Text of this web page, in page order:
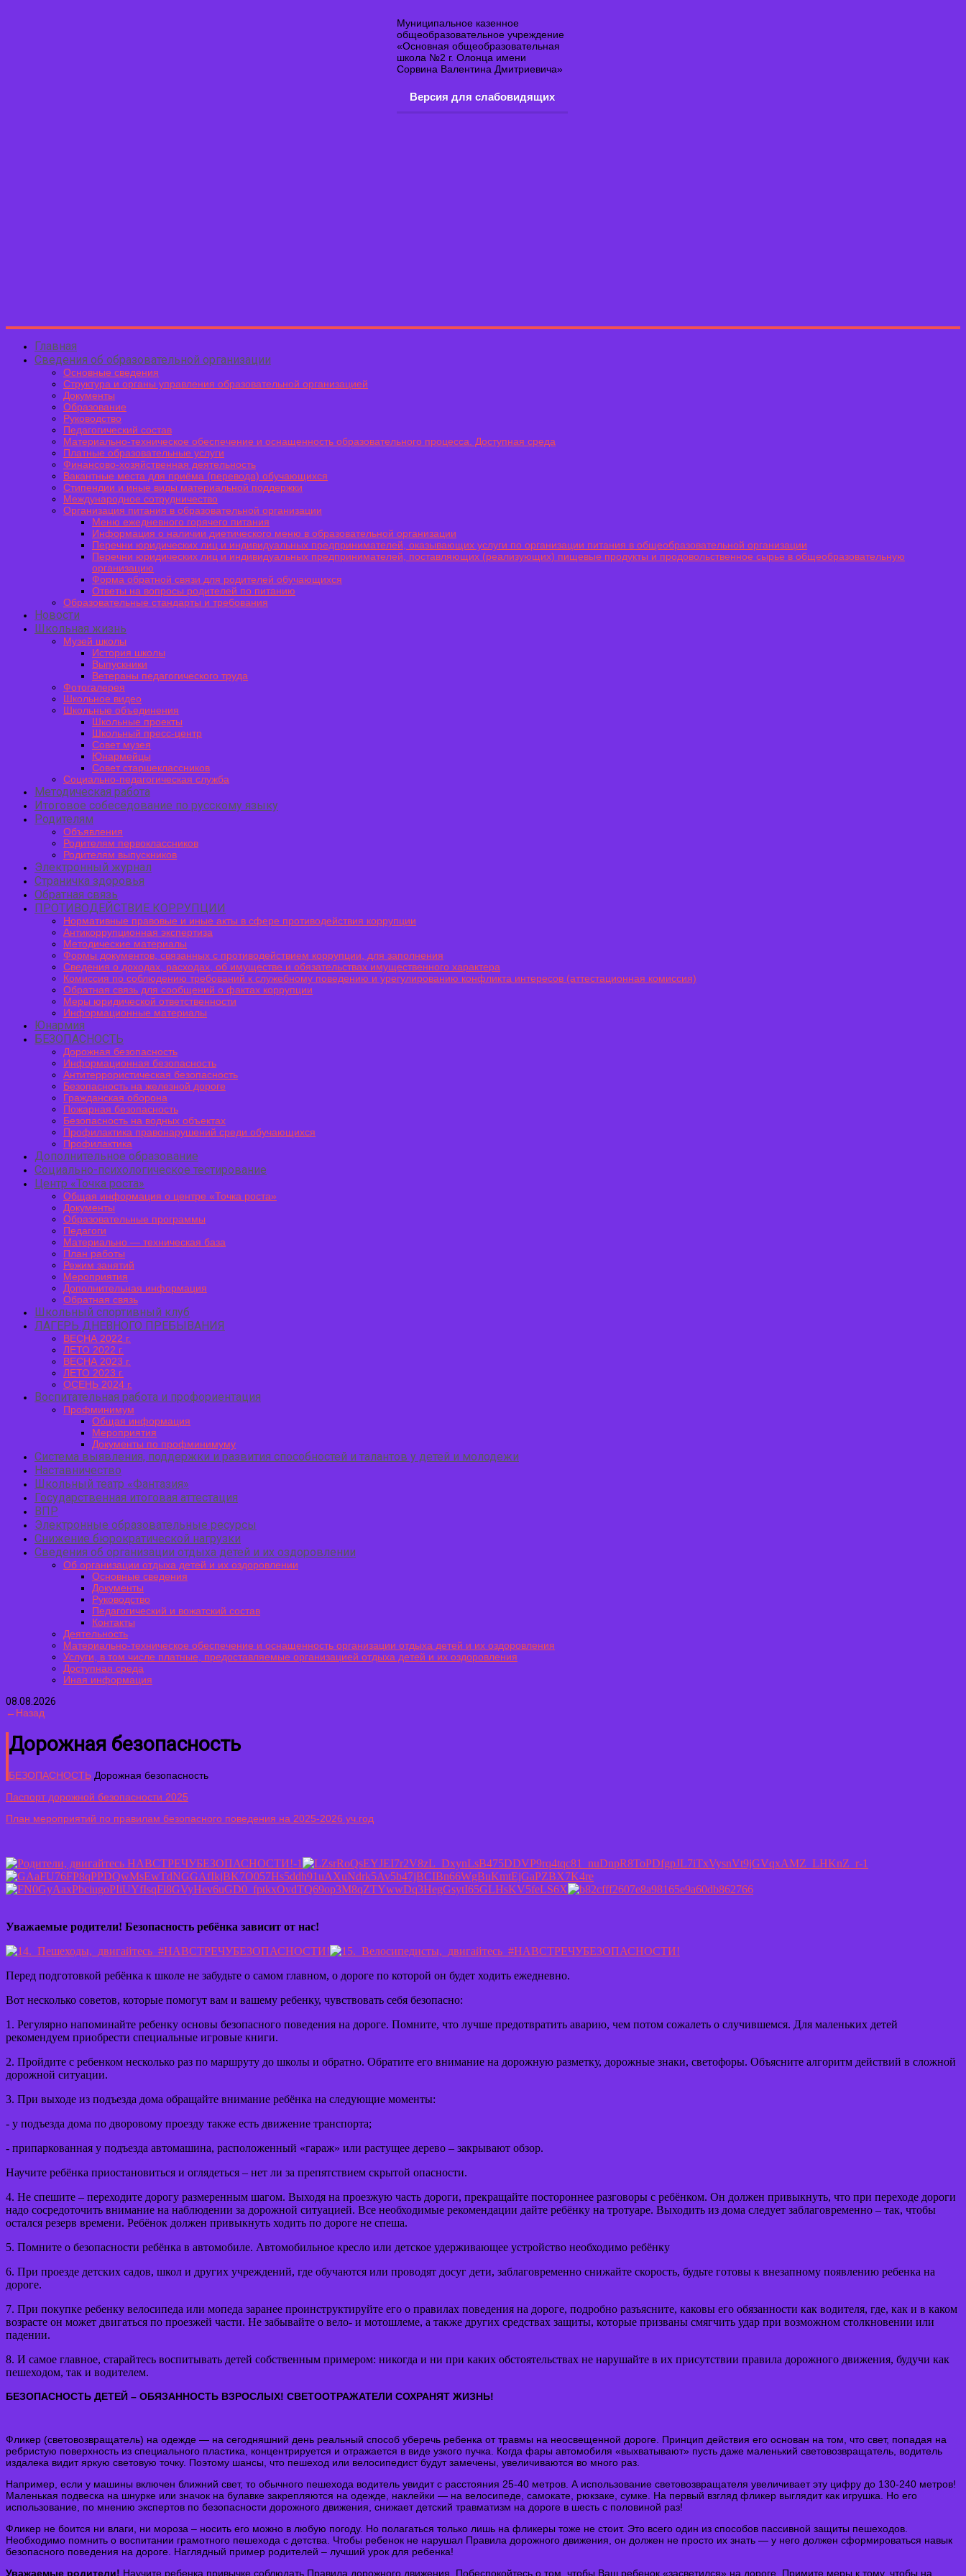
Муниципальное казенное
общеобразовательное учреждение
«Основная общеобразовательная
школа №2 г. Олонца имени
Сорвина Валентина Дмитриевича»
Версия для слабовидящих
Главная
Сведения об образовательной организации
Основные сведения
Структура и органы управления образовательной организацией
Документы
Образование
Руководство
Педагогический состав
Материально-техническое обеспечение и оснащенность образовательного процесса. Доступная среда
Платные образовательные услуги
Финансово-хозяйственная деятельность
Вакантные места для приёма (перевода) обучающихся
Стипендии и иные виды материальной поддержки
Международное сотрудничество
Организация питания в образовательной организации
Меню ежедневного горячего питания
Информация о наличии диетического меню в образовательной организации
Перечни юридических лиц и индивидуальных предпринимателей, оказывающих услуги по организации питания в общеобразовательной организации
Перечни юридических лиц и индивидуальных предпринимателей, поставляющих (реализующих) пищевые продукты и продовольственное сырье в общеобразовательную
организацию
Форма обратной связи для родителей обучающихся
Ответы на вопросы родителей по питанию
Образовательные стандарты и требования
Новости
Школьная жизнь
Музей школы
История школы
Выпускники
Ветераны педагогического труда
Фотогалерея
Школьное видео
Школьные объединения
Школьные проекты
Школьный пресс-центр
Совет музея
Юнармейцы
Совет старшеклассников
Социально-педагогическая служба
Методическая работа
Итоговое собеседование по русскому языку
Родителям
Объявления
Родителям первоклассников
Родителям выпускников
Электронный журнал
Страничка здоровья
Обратная связь
ПРОТИВОДЕЙСТВИЕ КОРРУПЦИИ
Нормативные правовые и иные акты в сфере противодействия коррупции
Антикоррупционная экспертиза
Методические материалы
Формы документов, связанных с противодействием коррупции, для заполнения
Сведения о доходах, расходах, об имуществе и обязательствах имущественного характера
Комиссия по соблюдению требований к служебному поведению и урегулированию конфликта интересов (аттестационная комиссия)
Обратная связь для сообщений о фактах коррупции
Меры юридической ответственности
Информационные материалы
Юнармия
БЕЗОПАСНОСТЬ
Дорожная безопасность
Информационная безопасность
Антитеррористическая безопасность
Безопасность на железной дороге
Гражданская оборона
Пожарная безопасность
Безопасность на водных объектах
Профилактика правонарушений среди обучающихся
Профилактика
Дополнительное образование
Социально-психологическое тестирование
Центр «Точка роста»
Общая информация о центре «Точка роста»
Документы
Образовательные программы
Педагоги
Материально — техническая база
План работы
Режим занятий
Мероприятия
Дополнительная информация
Обратная связь
Школьный спортивный клуб
ЛАГЕРЬ ДНЕВНОГО ПРЕБЫВАНИЯ
ВЕСНА 2022 г.
ЛЕТО 2022 г.
ВЕСНА 2023 г.
ЛЕТО 2023 г.
ОСЕНЬ 2024 г.
Воспитательная работа и профориентация
Профминимум
Общая информация
Мероприятия
Документы по профминимуму
Система выявления, поддержки и развития способностей и талантов у детей и молодежи
Наставничество
Школьный театр «Фантазия»
Государственная итоговая аттестация
ВПР
Электронные образовательные ресурсы
Снижение бюрократической нагрузки
Сведения об организации отдыха детей и их оздоровлении
Об организации отдыха детей и их оздоровлении
Основные сведения
Документы
Руководство
Педагогический и вожатский состав
Контакты
Деятельность
Материально-техническое обеспечение и оснащенность организации отдыха детей и их оздоровления
Услуги, в том числе платные, предоставляемые организацией отдыха детей и их оздоровления
Доступная среда
Иная информация
08.08.2026
←Назад
Дорожная безопасность
БЕЗОПАСНОСТЬ Дорожная безопасность
Паспорт дорожной безопасности 2025
План мероприятий по правилам безопасного поведения на 2025-2026 уч.год
Уважаемые родители! Безопасность ребёнка зависит от нас!
Перед подготовкой ребёнка к школе не забудьте о самом главном, о дороге по которой он будет ходить ежедневно.
Вот несколько советов, которые помогут вам и вашему ребенку, чувствовать себя безопасно:
1. Регулярно напоминайте ребенку основы безопасного поведения на дороге. Помните, что лучше предотвратить аварию, чем потом сожалеть о случившемся. Для маленьких детей
рекомендуем приобрести специальные игровые книги.
2. Пройдите с ребенком несколько раз по маршруту до школы и обратно. Обратите его внимание на дорожную разметку, дорожные знаки, светофоры. Объясните алгоритм действий в сложной
дорожной ситуации.
3. При выходе из подъезда дома обращайте внимание ребёнка на следующие моменты:
- у подъезда дома по дворовому проезду также есть движение транспорта;
- припаркованная у подъезда автомашина, расположенный «гараж» или растущее дерево – закрывают обзор.
Научите ребёнка приостановиться и оглядеться – нет ли за препятствием скрытой опасности.
4. Не спешите – переходите дорогу размеренным шагом. Выходя на проезжую часть дороги, прекращайте постороннее разговоры с ребёнком. Он должен привыкнуть, что при переходе дороги
надо сосредоточить внимание на наблюдении за дорожной ситуацией. Все необходимые рекомендации дайте ребёнку на тротуаре. Выходить из дома следует заблаговременно – так, чтобы
остался резерв времени. Ребёнок должен привыкнуть ходить по дороге не спеша.
5. Помните о безопасности ребёнка в автомобиле. Автомобильное кресло или детское удерживающее устройство необходимо ребёнку
6. При проезде детских садов, школ и других учреждений, где обучаются или проводят досуг дети, заблаговременно снижайте скорость, будьте готовы к внезапному появлению ребенка на
дороге.
7. При покупке ребенку велосипеда или мопеда заранее проинструктируйте его о правилах поведения на дороге, подробно разъясните, каковы его обязанности как водителя, где, как и в каком
возрасте он может двигаться по проезжей части. Не забывайте о вело- и мотошлеме, а также других средствах защиты, которые призваны смягчить удар при возможном столкновении или
падении.
8. И самое главное, старайтесь воспитывать детей собственным примером: никогда и ни при каких обстоятельствах не нарушайте в их присутствии правила дорожного движения, будучи как
пешеходом, так и водителем.
БЕЗОПАСНОСТЬ ДЕТЕЙ – ОБЯЗАННОСТЬ ВЗРОСЛЫХ! СВЕТООТРАЖАТЕЛИ СОХРАНЯТ ЖИЗНЬ!
Фликер (световозвращатель) на одежде — на сегодняшний день реальный способ уберечь ребенка от травмы на неосвещенной дороге. Принцип действия его основан на том, что свет, попадая на
ребристую поверхность из специального пластика, концентрируется и отражается в виде узкого пучка. Когда фары автомобиля «выхватывают» пусть даже маленький световозвращатель, водитель
издалека видит яркую световую точку. Поэтому шансы, что пешеход или велосипедист будут замечены, увеличиваются во много раз.
Например, если у машины включен ближний свет, то обычного пешехода водитель увидит с расстояния 25-40 метров. А использование световозвращателя увеличивает эту цифру до 130-240 метров!
Маленькая подвеска на шнурке или значок на булавке закрепляются на одежде, наклейки — на велосипеде, самокате, рюкзаке, сумке. На первый взгляд фликер выглядит как игрушка. Но его
использование, по мнению экспертов по безопасности дорожного движения, снижает детский травматизм на дороге в шесть с половиной раз!
Фликер не боится ни влаги, ни мороза – носить его можно в любую погоду. Но полагаться только лишь на фликеры тоже не стоит. Это всего один из способов пассивной защиты пешеходов.
Необходимо помнить о воспитании грамотного пешехода с детства. Чтобы ребенок не нарушал Правила дорожного движения, он должен не просто их знать — у него должен сформироваться навык
безопасного поведения на дороге. Наглядный пример родителей – лучший урок для ребенка!
Уважаемые родители! Научите ребенка привычке соблюдать Правила дорожного движения. Побеспокойтесь о том, чтобы Ваш ребенок «засветился» на дороге. Примите меры к тому, чтобы на